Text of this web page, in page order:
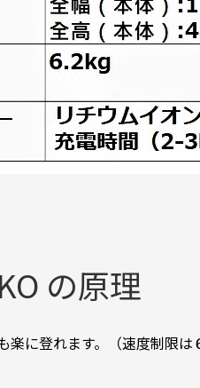
の原理
れます。（速度制限は６